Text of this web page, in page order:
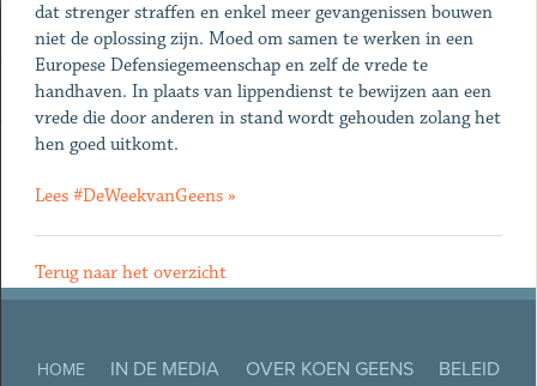
dat strenger straffen en enkel meer gevangenissen bouwen
niet de oplossing zijn. Moed om samen te werken in een
Europese Defensiegemeenschap en zelf de vrede te
handhaven. In plaats van lippendienst te bewijzen aan een
vrede die door anderen in stand wordt gehouden zolang het
hen goed uitkomt.
Lees #DeWeekvanGeens »
Terug naar het overzicht
HOME IN DE MEDIA OVER KOEN GEENS
BELEID